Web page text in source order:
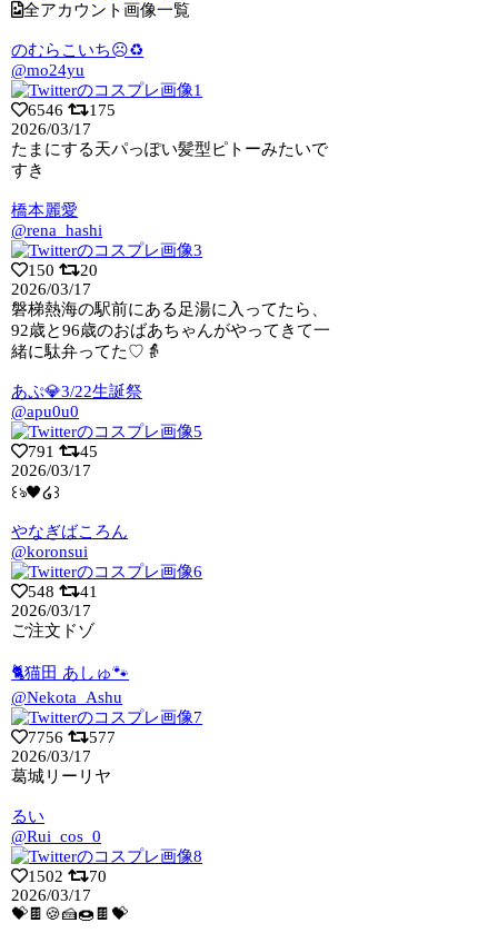
全アカウント画像一覧
のむらこいち☹️♻️
@mo24yu
6546
175
2026/03/17
たまにする天パっぽい髪型ピトーみたいで
すき
橋本麗愛
@rena_hashi
150
20
2026/03/17
磐梯熱海の駅前にある足湯に入ってたら、
92歳と96歳のおばあちゃんがやってきて一
緒に駄弁ってた♡👵
あぷ💎3/22生誕祭
@apu0u0
791
45
2026/03/17
꒰ঌ🖤໒꒱
やなぎばころん
@koronsui
548
41
2026/03/17
ご注文ドゾ
🐈猫田 あしゅ🐾
@Nekota_Ashu
7756
577
2026/03/17
葛城リーリヤ
るい
@Rui_cos_0
1502
70
2026/03/17
💝🍫🍪🍰🍩🍫💝